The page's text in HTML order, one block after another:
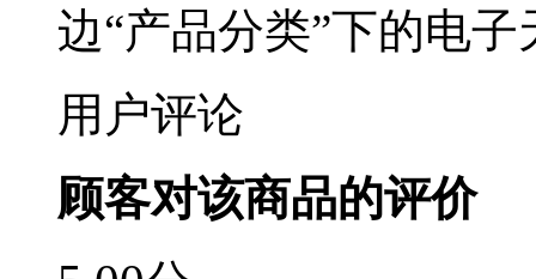
边“产品分类”下的电
用户评论
顾客对该商品的评价